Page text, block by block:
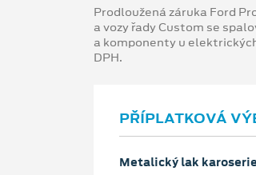
Prodloužená záruka Ford
a vozy řady Custom se
a komponenty u
DPH.
PŘÍPLATKOVÁ
Metalický lak karoserie